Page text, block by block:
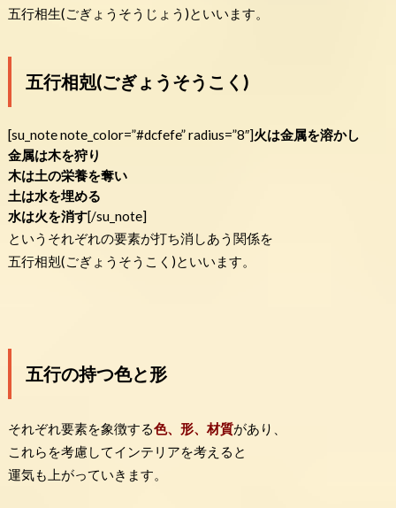
五行相生(ごぎょうそうじょう)といいます。
五行相剋(ごぎょうそうこく)
[su_note note_color=”#dcfefe” radius=”8″]火は金属を溶かし
金属は木を狩り
木は土の栄養を奪い
土は水を埋める
水は火を消す[/su_note]
というそれぞれの要素が打ち消しあう関係を
五行相剋(ごぎょうそうこく)といいます。
五行の持つ色と形
それぞれ要素を象徴する色、形、材質があり、
これらを考慮してインテリアを考えると
運気も上がっていきます。